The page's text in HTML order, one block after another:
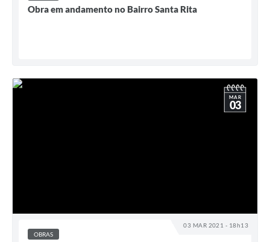
Obra em andamento no Bairro Santa Rita
03 MAR 2021 - 18h13
MAR
03
OBRAS